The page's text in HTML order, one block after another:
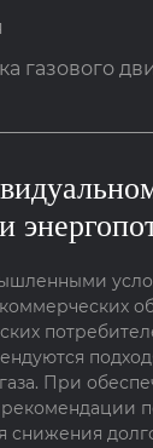
газового
При
снижения